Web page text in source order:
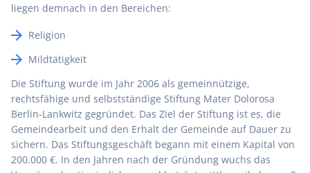
liegen demnach in den Bereichen:
Religion
Mildtätigkeit
Die Stiftung wurde im Jahr 2006 als gemeinnützige,
rechtsfähige und selbstständige Stiftung Mater Dolorosa
Berlin-Lankwitz gegründet. Das Ziel der Stiftung ist es, die
Gemeindearbeit und den Erhalt der Gemeinde auf Dauer zu
sichern. Das Stiftungsgeschäft begann mit einem Kapital von
200.000 €. In den Jahren nach der Gründung wuchs das